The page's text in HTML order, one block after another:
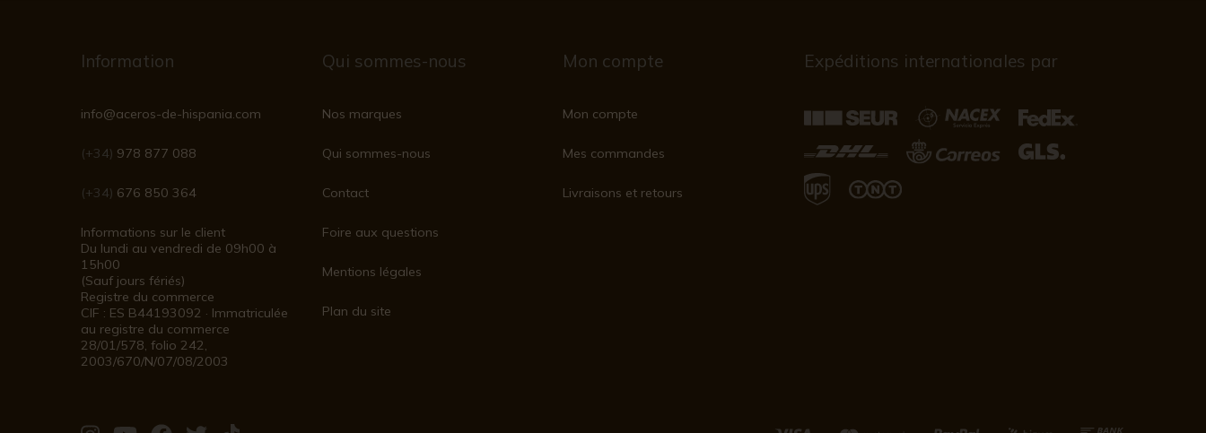
Information
info@aceros-de-hispania.com
(+34) 978 877 088
(+34) 676 850 364
Informations sur le client
Du lundi au vendredi de 09h00 à
15h00
(Sauf jours fériés)
Registre du commerce
CIF : ES B44193092 · Immatriculée
au registre du commerce
28/01/578, folio 242,
2003/670/N/07/08/2003
Qui sommes-nous
Nos marques
Qui sommes-nous
Contact
Foire aux questions
Mentions légales
Plan du site
Mon compte
Mon compte
Mes commandes
Livraisons et retours
Expéditions internationales par